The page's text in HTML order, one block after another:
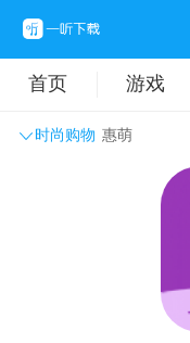
首页 游戏
时尚购物 惠萌
主
拍